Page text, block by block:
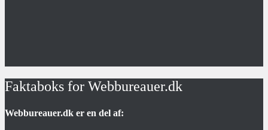
Faktaboks for Webbureauer.dk
Webbureauer.dk er en del af: